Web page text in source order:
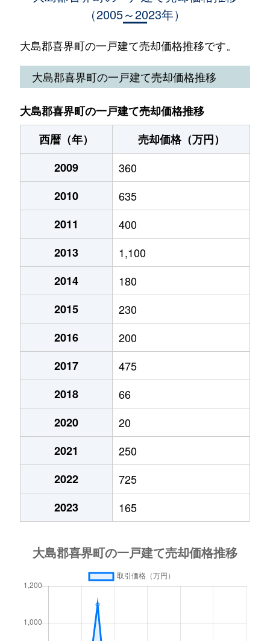
（2005～2023年）
大島郡喜界町の一戸建て売却価格推移です。
大島郡喜界町の一戸建て売却価格推移
大島郡喜界町の一戸建て売却価格推移
西暦（年）
売却価格（万円）
2009
360
2010
635
2011
400
2013
1,100
2014
180
2015
230
2016
200
2017
475
2018
66
2020
20
2021
250
2022
725
2023
165